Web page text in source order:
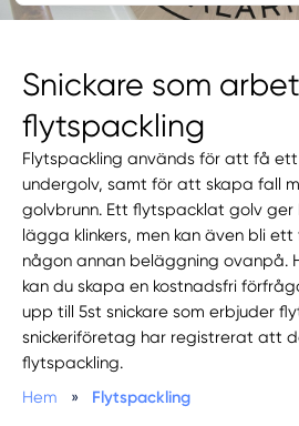
Snickare som
flytspackling
Flytspackling används för att få
undergolv, samt för att skapa fall
golvbrunn. Ett flytspacklat golv
lägga klinkers, men kan även bli
någon annan beläggning ovanpå.
kan du skapa en kostnadsfri
upp till 5st snickare som erbjuder
snickeriföretag har registrerat att
flytspackling.
Hem
» Flytspackling